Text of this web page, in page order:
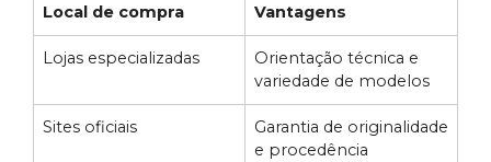
Local de compra Vantagens
Lojas especializadas
Orientação técnica e
variedade de modelos
Sites oficiais
Garantia de originalidade
e procedência